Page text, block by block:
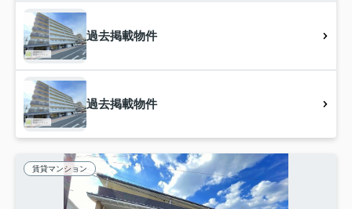
過去掲載物件
過去掲載物件
賃貸マンション